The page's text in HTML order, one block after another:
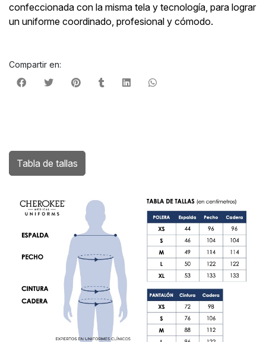
confeccionada con la misma tela y tecnología, para lograr
un uniforme coordinado, profesional y cómodo.
Compartir en:
Tabla de tallas